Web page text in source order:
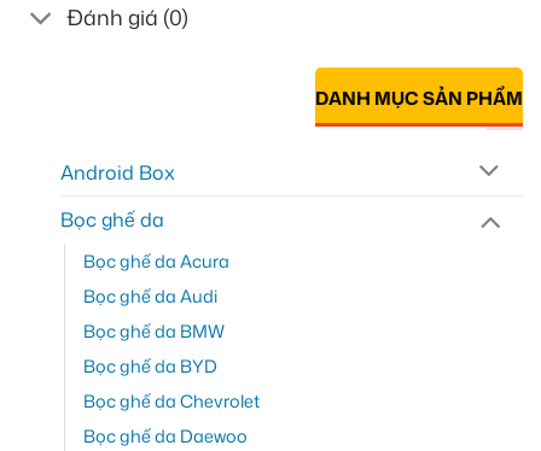
Đánh giá (0)
DANH MỤC SẢN PHẨM
Android Box
Bọc ghế da
Bọc ghế da Acura
Bọc ghế da Audi
Bọc ghế da BMW
Bọc ghế da BYD
Bọc ghế da Chevrolet
Bọc ghế da Daewoo